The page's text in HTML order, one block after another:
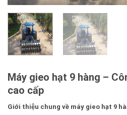
Máy gieo hạt 9 hàng –
cao cấp
Giới thiệu chung về máy gieo hạt 9